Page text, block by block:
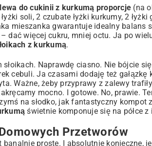
do cukinii z kurkumą proporcje (na
soli, 2 czubate łyżki kurkumy, 2
mieszanka gwarantuje idealny balans
dać więcej cukru, mniej octu. Ja po
z kurkumą.
Naprawdę ciasno. Nie bójcie
cebuli. Ja czasami dodaję też gałązkę
Ważne, żeby przyprawy z zalewy
mocno. I gotowe. No, prawie.
na słodko, jak fantastyczny kompot
świetnie komponuje się na półce
Przetworów
banalnie proste. I absolutnie konieczne,